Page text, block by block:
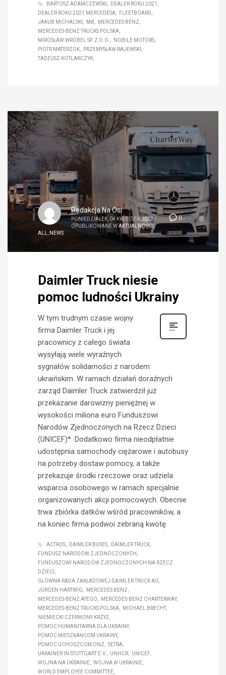
BARTOSZ ADAMCZEWSKI
DEALER ROKU 2021
DEALER ROKU 2021 MERCEDESA
FLEETBOARD
JAKUB MICHALSKI
MB
MERCEDES BENZ
MERCEDES-BENZ TRUCKS POLSKA
MIROSŁAW WRÓBEL SP. Z O.O.
NOBILE MOTORS
PIOTR MATERZOK
PRZEMYSŁAW RAJEWSKI
TADEUSZ KOTLARCZYK
0
Redakcja Na Osi
PONIEDZIAŁEK, 04 KWIECIEŃ 2022/
OPUBLIKOWANE WAKTUALNOŚCI
ALL
NEWS
Daimler Truck niesie
pomoc ludności Ukrainy
W tym trudnym czasie wojny
firma Daimler Truck i jej
pracownicy z całego świata
wysyłają wiele wyraźnych
sygnałów solidarności z narodem
ukraińskim. W ramach działań doraźnych
zarząd Daimler Truck zatwierdził już
przekazanie darowizny pieniężnej w
wysokości miliona euro Funduszowi
Narodów Zjednoczonych na Rzecz Dzieci
(UNICEF)*. Dodatkowo firma nieodpłatnie
udostępnia samochody ciężarowe i autobusy
na potrzeby dostaw pomocy, a także
przekazuje środki rzeczowe oraz udziela
wsparcia osobowego w ramach specjalnie
organizowanych akcji pomocowych. Obecnie
trwa zbiórka datków wśród pracowników, a
na koniec firma podwoi zebraną kwotę.
ACTROS DAIMLER BUSES
DAIMLER TRUCK
FUNDUSZ NARODÓW ZJEDNOCZONYCH
FUNDUSZOWI NARODÓW ZJEDNOCZONYCH NA RZECZ
DZIECI
GŁÓWNA RADA ZAKŁADOWEJ DAIMLER TRUCK AG
JÜRGEN HARTWIG
MERCEDES BENZ
MERCEDES-BENZ ATEGO
MERCEDES-BENZ CHARTERWAY
MERCEDES-BENZ TRUCKS POLSKA
MICHAEL BRECHT
NIEMIECKI CZERWONY KRZYŻ
POMOC HUMANITARNA DLA UKRAINY
POMOC MIESZKAŃCOM UKRAINY
POMOC UCHODŹCOM ONZ
SETRA
UKRAINER IN STUTTGART E.V.
UNHCR
UNICEF
WOJNA NA UKRAINIE
WOJNA W UKRAINIE
WORLD EMPLOYEE COMMITTEE